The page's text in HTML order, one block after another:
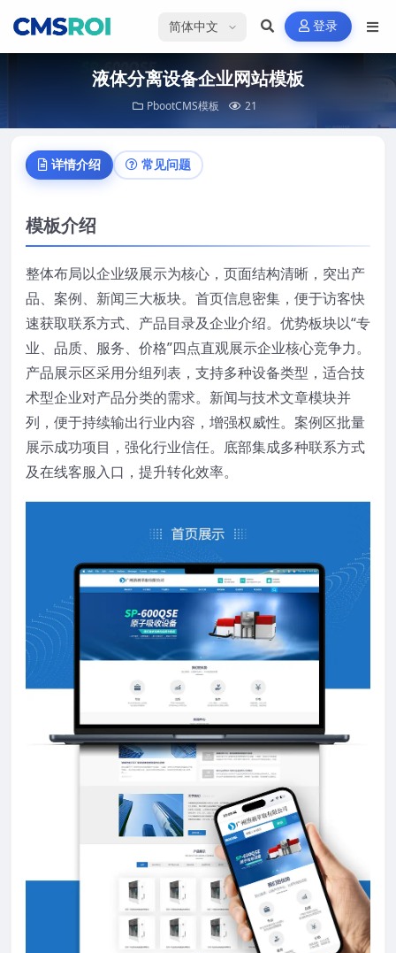
选择语言 登录
液体分离设备企业网站模板
PbootCMS模板 21
详情介绍 常见问题
模板介绍
整体布局以企业级展示为核心，页面结构清晰，突出产
品、案例、新闻三大板块。首页信息密集，便于访客快
速获取联系方式、产品目录及企业介绍。优势板块以“专
业、品质、服务、价格”四点直观展示企业核心竞争力。
产品展示区采用分组列表，支持多种设备类型，适合技
术型企业对产品分类的需求。新闻与技术文章模块并
列，便于持续输出行业内容，增强权威性。案例区批量
展示成功项目，强化行业信任。底部集成多种联系方式
及在线客服入口，提升转化效率。